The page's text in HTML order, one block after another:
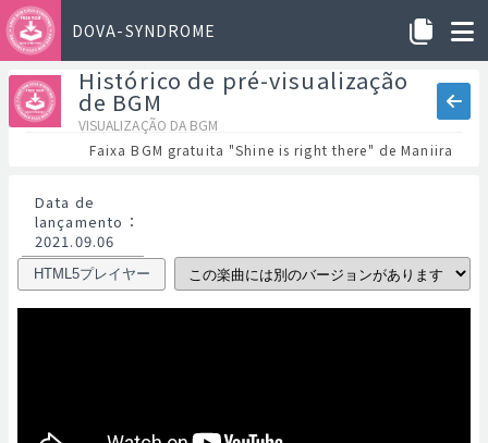
DOVA-SYNDROME
Histórico de pré-visualização
de BGM
VISUALIZAÇÃO DA BGM
Faixa BGM gratuita "Shine is right there" de Maniira
Data de
lançamento ：
2021.09.06
HTML5プレイヤー